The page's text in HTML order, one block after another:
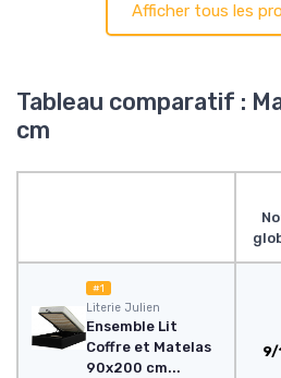
Afficher tous les
Tableau comparatif :
cm
#1
Literie Julien
Ensemble Lit
Coffre et Matelas
90x200 cm...
9/